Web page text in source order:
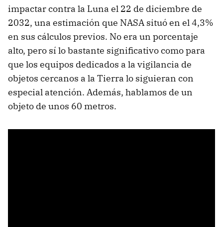
impactar contra la Luna el 22 de diciembre de
2032, una estimación que NASA situó en el 4,3%
en sus cálculos previos. No era un porcentaje
alto, pero sí lo bastante significativo como para
que los equipos dedicados a la vigilancia de
objetos cercanos a la Tierra lo siguieran con
especial atención. Además, hablamos de un
objeto de unos 60 metros.